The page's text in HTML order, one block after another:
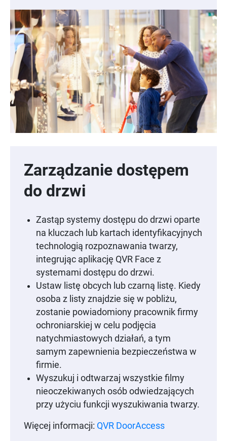
Zarządzanie dostępem
do drzwi
Zastąp systemy dostępu do drzwi oparte
na kluczach lub kartach identyfikacyjnych
technologią rozpoznawania twarzy,
integrując aplikację QVR Face z
systemami dostępu do drzwi.
Ustaw listę obcych lub czarną listę. Kiedy
osoba z listy znajdzie się w pobliżu,
zostanie powiadomiony pracownik firmy
ochroniarskiej w celu podjęcia
natychmiastowych działań, a tym
samym zapewnienia bezpieczeństwa w
firmie.
Wyszukuj i odtwarzaj wszystkie filmy
nieoczekiwanych osób odwiedzających
przy użyciu funkcji wyszukiwania twarzy.
Więcej informacji: QVR DoorAccess